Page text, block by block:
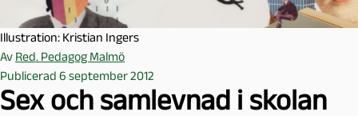
a
l
m
ö
Illustration: Kristian Ingers
Av Red. Pedagog Malmö
Publicerad 6 september 2012
Sex och samlevnad i skolan